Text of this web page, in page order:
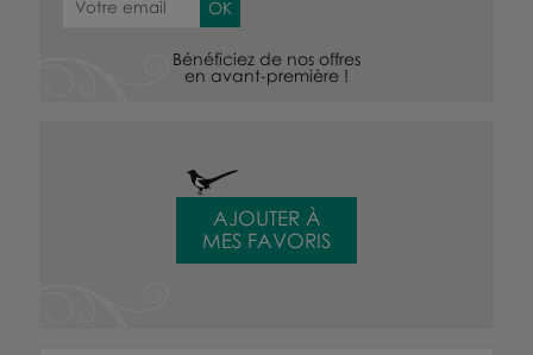
Bénéficiez de nos offres
en avant-première !
AJOUTER À
MES FAVORIS